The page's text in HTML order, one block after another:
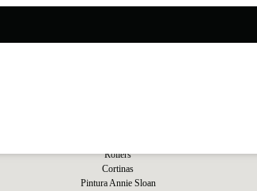
Rollers
Cortinas
Pintura Annie Sloan